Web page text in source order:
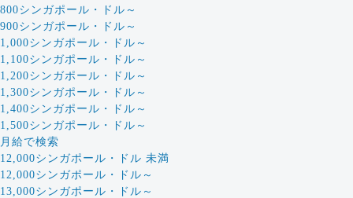
800シンガポール・ドル～
900シンガポール・ドル～
1,000シンガポール・ドル～
1,100シンガポール・ドル～
1,200シンガポール・ドル～
1,300シンガポール・ドル～
1,400シンガポール・ドル～
1,500シンガポール・ドル～
月給で検索
12,000シンガポール・ドル 未満
12,000シンガポール・ドル～
13,000シンガポール・ドル～